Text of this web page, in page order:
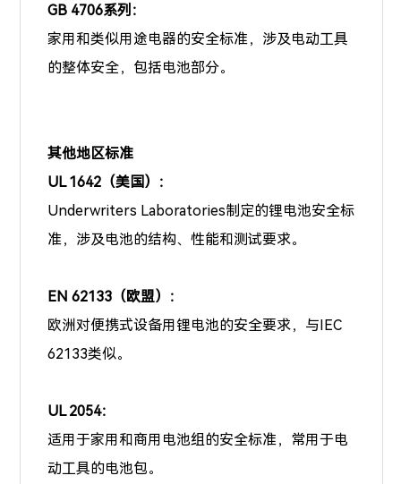
GB 4706系列：
家用和类似用途电器的安全标准，涉及电动工具
的整体安全，包括电池部分。
其他地区标准
UL 1642（美国）：
Underwriters Laboratories制定的锂电池安全标
准，涉及电池的结构、性能和测试要求。
EN 62133（欧盟）：
欧洲对便携式设备用锂电池的安全要求，与IEC
62133类似。
UL 2054：
适用于家用和商用电池组的安全标准，常用于电
动工具的电池包。